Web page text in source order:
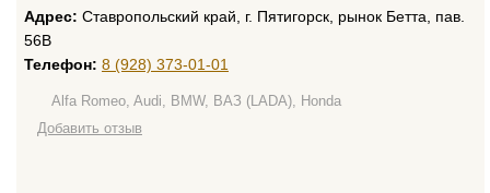
Адрес: Ставропольский край, г. Пятигорск, рынок Бетта, пав.
56В
Телефон: 8 (928) 373-01-01
Alfa Romeo, Audi, BMW, ВАЗ (LADA), Honda
Добавить отзыв